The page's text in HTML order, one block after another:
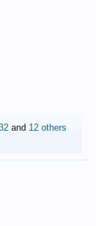
and 12 others